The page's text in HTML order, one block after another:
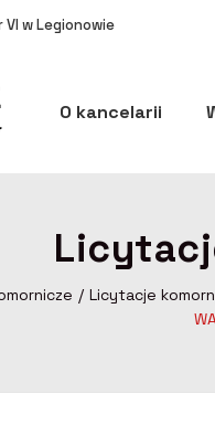
w Legionowie
O kancelarii
Licytacje